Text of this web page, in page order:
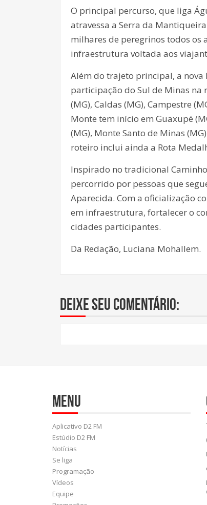
O principal percurso, que liga
atravessa a Serra da
milhares de peregrinos todos os
infraestrutura voltada aos
Além do trajeto principal, a nova
participação do Sul de Minas na
(MG), Caldas (MG), Campestre
Monte tem início em Guaxupé
(MG), Monte Santo de Minas
roteiro inclui ainda a Rota
Inspirado no tradicional
percorrido por pessoas que
Aparecida. Com a oficialização
em infraestrutura, fortalecer o
cidades participantes.
Da Redação, Luciana Mohallem.
Deixe seu comentário:
Menu
Aplicativo D2 FM
Estúdio D2 FM
Notícias
Se liga
Programação
Vídeos
Equipe